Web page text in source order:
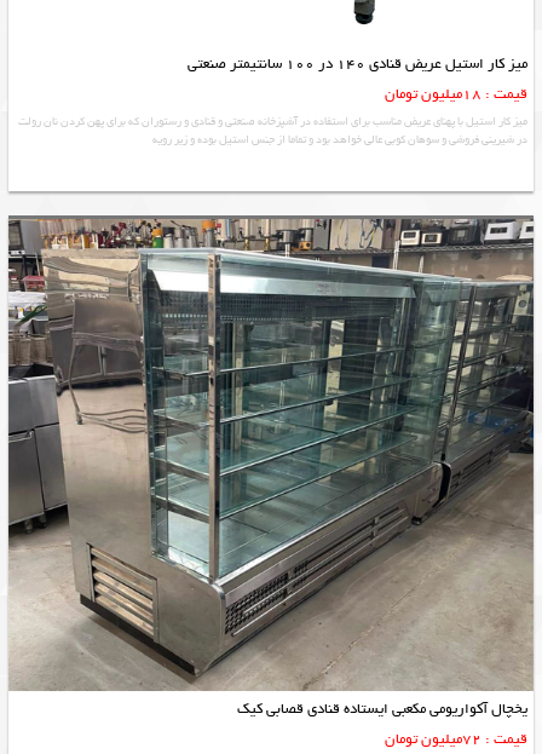
میز کار استیل عریض قنادی 140 در 100 سانتیمتر صنعتی
قیمت : 18میلیون تومان
میز کار استیل با پهنای عریض مناسب برای استفاده در آشپزخانه صنعتی و قنادی و رستوران که برای پهن کردن نان رولت
در شیرینی فروشی و سوهان کوبی عالی خواهد بود و تماما از جنس استیل بوده و زیر رویه
یخچال آکواریومی مکعبی ایستاده قنادی قصابی کیک
قیمت : 72میلیون تومان